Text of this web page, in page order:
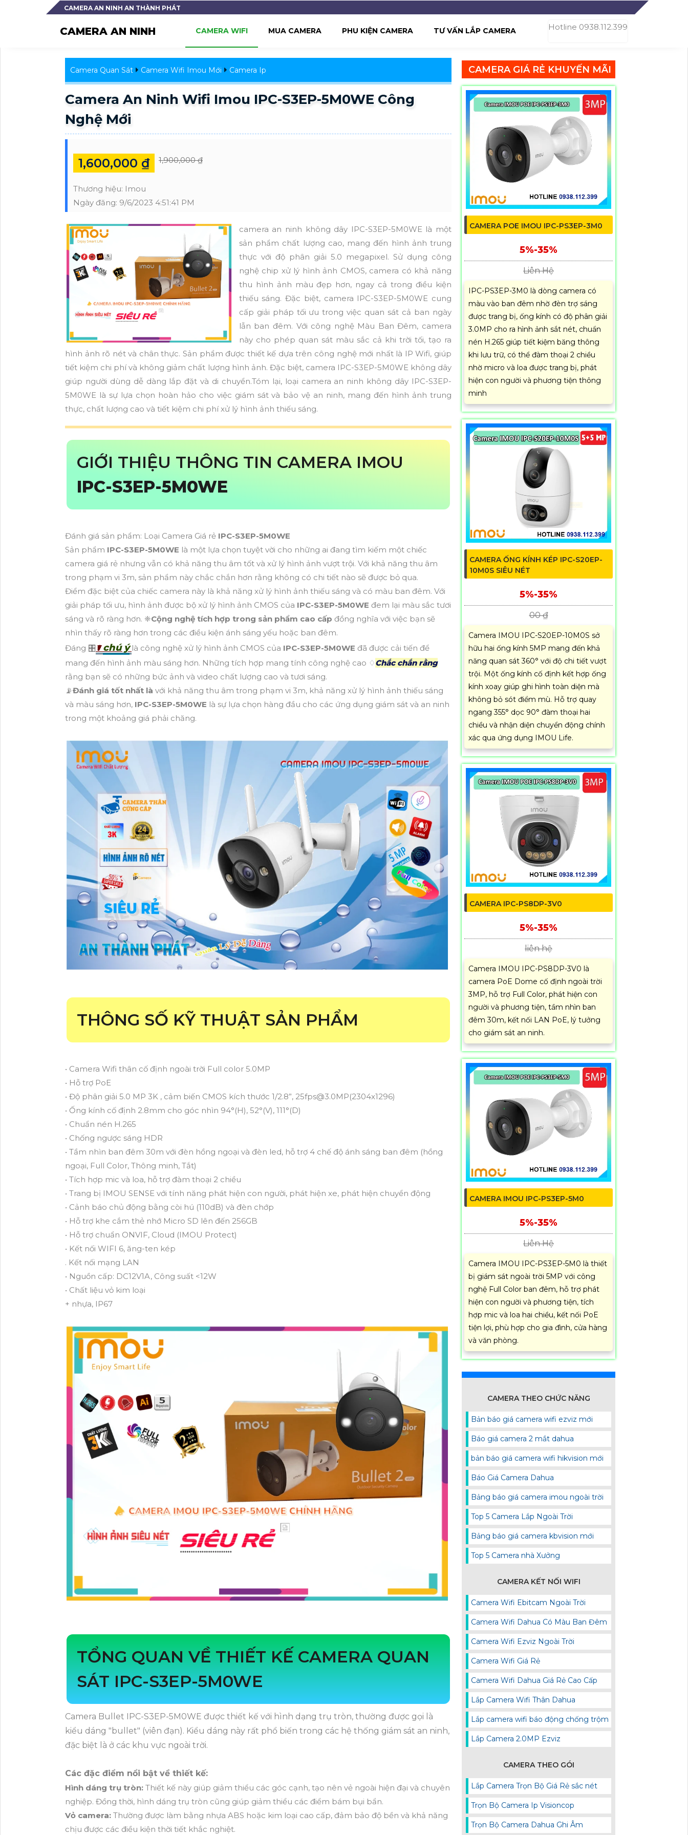
CAMERA AN NINH AN THÀNH PHÁT
CAMERA AN NINH Hotline 0938.112.399
CAMERA WIFI MUA CAMERA PHU KIỆN CAMERA TƯ VẤN LẮP CAMERA
Camera Quan Sát Camera Wifi Imou Mới Camera Ip
Camera An Ninh Wifi Imou IPC-S3EP-5M0WE Công
Nghệ Mới
1,600,000 ₫ 1,900,000 ₫
Thương hiệu: Imou
Ngày đăng: 9/6/2023 4:51:41 PM
camera an ninh không dây IPC-S3EP-5M0WE là một
sản phẩm chất lượng cao, mang đến hình ảnh trung
thực với độ phân giải 5.0 megapixel. Sử dụng công
nghệ chip xử lý hình ảnh CMOS, camera có khả năng
thu hình ảnh màu đẹp hơn, ngay cả trong điều kiện
thiếu sáng. Đặc biệt, camera IPC-S3EP-5M0WE cung
cấp giải pháp tối ưu trong việc quan sát cả ban ngày
lẫn ban đêm. Với công nghệ Màu Ban Đêm, camera
này cho phép quan sát màu sắc cả khi trời tối, tạo ra
hình ảnh rõ nét và chân thực. Sản phẩm được thiết kế dựa trên công nghệ mới nhất là IP Wifi, giúp
tiết kiệm chi phí và không giảm chất lượng hình ảnh. Đặc biệt, camera IPC-S3EP-5M0WE không dây
giúp người dùng dễ dàng lắp đặt và di chuyển.Tóm lại, loại camera an ninh không dây IPC-S3EP-
5M0WE là sự lựa chọn hoàn hảo cho việc giám sát và bảo vệ an ninh, mang đến hình ảnh trung
thực, chất lượng cao và tiết kiệm chi phí xử lý hình ảnh thiếu sáng.
GIỚI THIỆU THÔNG TIN CAMERA IMOU
IPC-S3EP-5M0WE
Đánh giá sản phẩm: Loại Camera Giá rẻ IPC-S3EP-5M0WE
Sản phẩm IPC-S3EP-5M0WE là một lựa chọn tuyệt vời cho những ai đang tìm kiếm một chiếc
camera giá rẻ nhưng vẫn có khả năng thu âm tốt và xử lý hình ảnh vượt trội. Với khả năng thu âm
trong phạm vi 3m, sản phẩm này chắc chắn hơn rằng không có chi tiết nào sẽ được bỏ qua.
Điểm đặc biệt của chiếc camera này là khả năng xử lý hình ảnh thiếu sáng và có màu ban đêm. Với
giải pháp tối ưu, hình ảnh được bộ xử lý hình ảnh CMOS của IPC-S3EP-5M0WE đem lại màu sắc tươi
sáng và rõ ràng hơn. ❈Cộng nghệ tích hợp trong sản phẩm cao cấp đồng nghĩa với việc bạn sẽ
nhìn thấy rõ ràng hơn trong các điều kiện ánh sáng yếu hoặc ban đêm.
Đáng 🎛☤chú ý là công nghệ xử lý hình ảnh CMOS của IPC-S3EP-5M0WE đã được cải tiến để
mang đến hình ảnh màu sáng hơn. Những tích hợp mang tính công nghệ cao ♢Chắc chắn rằng
rằng bạn sẽ có những bức ảnh và video chất lượng cao và tươi sáng.
📡Đánh giá tốt nhất là với khả năng thu âm trong phạm vi 3m, khả năng xử lý hình ảnh thiếu sáng
và màu sáng hơn, IPC-S3EP-5M0WE là sự lựa chọn hàng đầu cho các ứng dụng giám sát và an ninh
trong một khoảng giá phải chăng.
THÔNG SỐ KỸ THUẬT SẢN PHẨM
• Camera Wifi thân cố định ngoài trời Full color 5.0MP
• Hỗ trợ PoE
• Độ phân giải 5.0 MP 3K , cảm biến CMOS kích thước 1/2.8”, 25fps@3.0MP(2304x1296)
• Ống kính cố định 2.8mm cho góc nhìn 94°(H), 52°(V), 111°(D)
• Chuẩn nén H.265
• Chống ngược sáng HDR
• Tầm nhìn ban đêm 30m với đèn hồng ngoại và đèn led, hỗ trợ 4 chế độ ánh sáng ban đêm (hồng
ngoại, Full Color, Thông minh, Tắt)
• Tích hợp mic và loa, hỗ trợ đàm thoại 2 chiều
• Trang bị IMOU SENSE với tính năng phát hiện con người, phát hiện xe, phát hiện chuyển động
• Cảnh báo chủ động bằng còi hú (110dB) và đèn chớp
• Hỗ trợ khe cắm thẻ nhớ Micro SD lên đến 256GB
• Hỗ trợ chuẩn ONVIF, Cloud (IMOU Protect)
• Kết nối WIFI 6, ăng-ten kép
. Kết nối mạng LAN
• Nguồn cấp: DC12V1A, Công suất <12W
• Chất liệu vỏ kim loại
+ nhựa, IP67
TỔNG QUAN VỀ THIẾT KẾ CAMERA QUAN
SÁT IPC-S3EP-5M0WE
Camera Bullet IPC-S3EP-5M0WE được thiết kế với hình dạng trụ tròn, thường được gọi là
kiểu dáng "bullet" (viên đạn). Kiểu dáng này rất phổ biến trong các hệ thống giám sát an ninh,
đặc biệt là ở các khu vực ngoài trời.
Các đặc điểm nổi bật về thiết kế:
Hình dáng trụ tròn: Thiết kế này giúp giảm thiểu các góc cạnh, tạo nên vẻ ngoài hiện đại và chuyên
nghiệp. Đồng thời, hình dáng trụ tròn cũng giúp giảm thiểu các điểm bám bụi bẩn.
Vỏ camera: Thường được làm bằng nhựa ABS hoặc kim loại cao cấp, đảm bảo độ bền và khả năng
chịu được các điều kiện thời tiết khắc nghiệt.
CAMERA GIÁ RẺ KHUYẾN MÃI
CAMERA POE IMOU IPC-PS3EP-3M0
5%-35%
Liên Hệ
IPC-PS3EP-3M0 là dòng camera có
màu vào ban đêm nhờ đèn trợ sáng
được trang bị, ống kính có độ phân giải
3.0MP cho ra hình ảnh sắt nét, chuẩn
nén H.265 giúp tiết kiệm băng thông
khi lưu trữ, có thể đàm thoại 2 chiều
nhờ micro và loa được trang bị, phát
hiện con người và phương tiện thông
minh
CAMERA ỐNG KÍNH KÉP IPC-S20EP-
10M0S SIÊU NÉT
5%-35%
00 ₫
Camera IMOU IPC-S20EP-10M0S sở
hữu hai ống kính 5MP mang đến khả
năng quan sát 360° với độ chi tiết vượt
trội. Một ống kính cố định kết hợp ống
kính xoay giúp ghi hình toàn diện mà
không bỏ sót điểm mù. Hỗ trợ quay
ngang 355° dọc 90° đàm thoại hai
chiều và nhận diện chuyển động chính
xác qua ứng dụng IMOU Life.
CAMERA IPC-PS8DP-3V0
5%-35%
liên hệ
Camera IMOU IPC-PS8DP-3V0 là
camera PoE Dome cố định ngoài trời
3MP, hỗ trợ Full Color, phát hiện con
người và phương tiện, tầm nhìn ban
đêm 30m, kết nối LAN PoE, lý tưởng
cho giám sát an ninh.
CAMERA IMOU IPC-PS3EP-5M0
5%-35%
Liên Hệ
Camera IMOU IPC-PS3EP-5M0 là thiết
bị giám sát ngoài trời 5MP với công
nghệ Full Color ban đêm, hỗ trợ phát
hiện con người và phương tiện, tích
hợp mic và loa hai chiều, kết nối PoE
tiện lợi, phù hợp cho gia đình, cửa hàng
và văn phòng.
CAMERA THEO CHỨC NĂNG
Bản báo giá camera wifi ezviz mới
Báo giá camera 2 mắt dahua
bản báo giá camera wifi hikvision mới
Báo Giá Camera Dahua
Bảng báo giá camera imou ngoài trời
Top 5 Camera Lắp Ngoài Trời
Bảng báo giá camera kbvision mới
Top 5 Camera nhà Xưởng
CAMERA KẾT NỐI WIFI
Camera Wifi Ebitcam Ngoài Trời
Camera Wifi Dahua Có Màu Ban Đêm
Camera Wifi Ezviz Ngoài Trời
Camera Wifi Giá Rẻ
Camera Wifi Dahua Giá Rẻ Cao Cấp
Lắp Camera Wifi Thân Dahua
Lắp camera wifi báo động chống trộm
Lắp Camera 2.0MP Ezviz
CAMERA THEO GÓI
Lắp Camera Trọn Bộ Giá Rẻ sắc nét
Trọn Bộ Camera Ip Visioncop
Trọn Bộ Camera Dahua Ghi Âm